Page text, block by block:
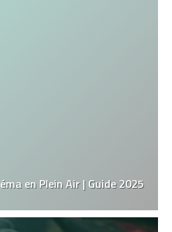
en Plein Air | Guide 2025